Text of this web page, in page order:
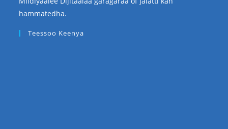
hammatedha.
Teessoo Keenya